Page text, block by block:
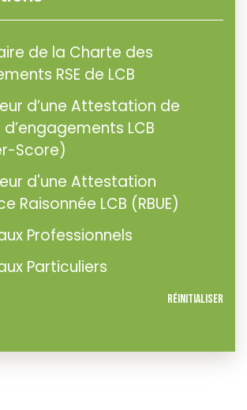
de la Charte des
RSE de LCB
d’une Attestation de
LCB
Score)
d'une Attestation
Raisonnée LCB (RBUE)
Professionnels
Particuliers
Réinitialiser